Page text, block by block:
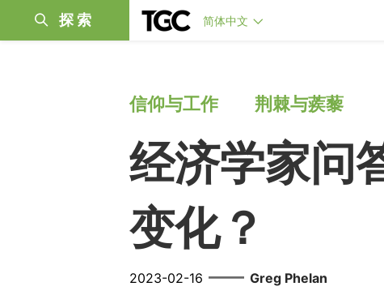
探索 简体中文
信仰与工作 荆棘与蒺藜
经济学家问
变化？
2023-02-16 —— Greg Phelan